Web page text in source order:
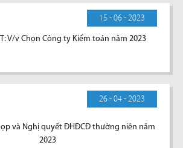
15 - 06 - 2023
V/v Chọn Công ty Kiểm toán năm 2023
26 - 04 - 2023
và Nghị quyết ĐHĐCĐ thường niên năm
2023